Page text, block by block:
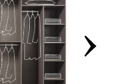
GİRİŞ YAP
ÜYE OL
Şifremi unuttum ?